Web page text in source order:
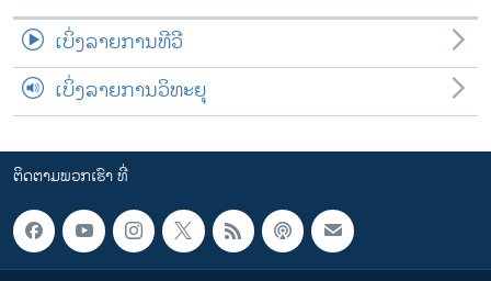
ເບິ່ງລາຍການທີວີ
ເບິ່ງລາຍການວິທະຍຸ
ຕິດຕາມພວກເຮົາ ທີ່